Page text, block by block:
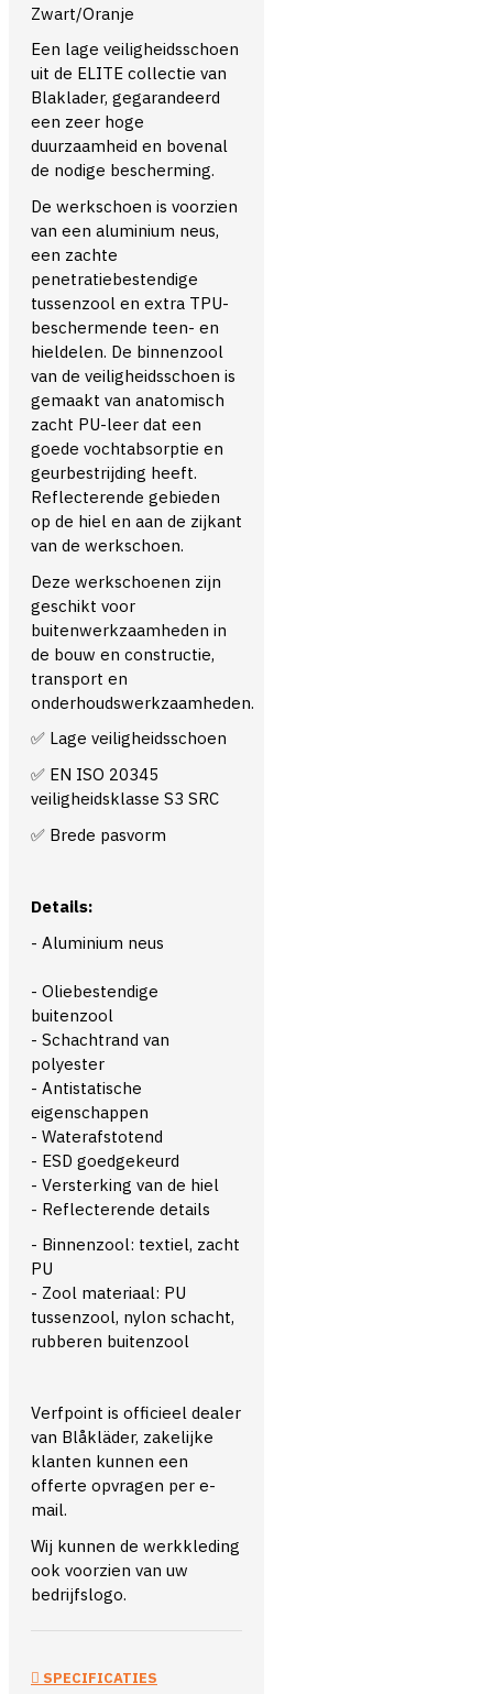
Zwart/Oranje
Een lage veiligheidsschoen
uit de ELITE collectie van
Blaklader, gegarandeerd
een zeer hoge
duurzaamheid en bovenal
de nodige bescherming.
De werkschoen is voorzien
van een aluminium neus,
een zachte
penetratiebestendige
tussenzool en extra TPU-
beschermende teen- en
hieldelen. De binnenzool
van de veiligheidsschoen is
gemaakt van anatomisch
zacht PU-leer dat een
goede vochtabsorptie en
geurbestrijding heeft.
Reflecterende gebieden
op de hiel en aan de zijkant
van de werkschoen.
Deze werkschoenen zijn
geschikt voor
buitenwerkzaamheden in
de bouw en constructie,
transport en
onderhoudswerkzaamheden.
✅ Lage veiligheidsschoen
✅ EN ISO 20345
veiligheidsklasse S3 SRC
✅ Brede pasvorm
Details:
- Aluminium neus
- Oliebestendige
buitenzool
- Schachtrand van
polyester
- Antistatische
eigenschappen
- Waterafstotend
- ESD goedgekeurd
- Versterking van de hiel
- Reflecterende details
- Binnenzool: textiel, zacht
PU
- Zool materiaal: PU
tussenzool, nylon schacht,
rubberen buitenzool
Verfpoint is officieel dealer
van Blåkläder, zakelijke
klanten kunnen een
offerte opvragen per e-
mail.
Wij kunnen de werkkleding
ook voorzien van uw
bedrijfslogo.
SPECIFICATIES